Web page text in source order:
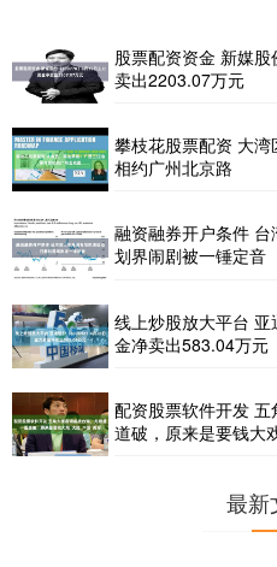
股票配资资金 新媒
卖出2203.07万元
攀枝花股票配资 大
相约广州北京路
融资融券开户条件
划界闹剧被一锤定音
线上炒股放大平台
金净卖出583.04万元
配资股票软件开发
道破，原来是要钱大
最新